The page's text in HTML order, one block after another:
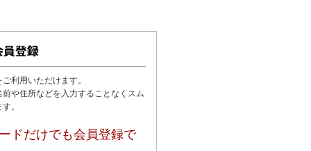
利用いただけます。
や住所などを入力することなくスム
。
ドだけでも会員登録で